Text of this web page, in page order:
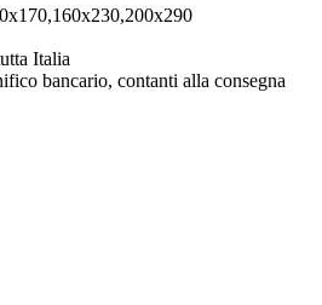
Italia
bancario, contanti alla consegna